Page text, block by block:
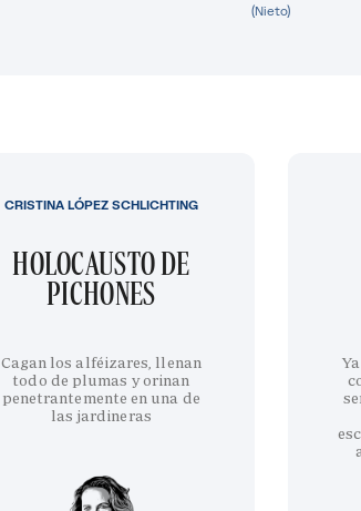
(Nieto)
HOLOCAUSTO DE
PICHONES
Cagan los alféizares, llenan
todo de plumas y orinan
penetrantemente en una de
las jardineras
CRISTINA LÓPEZ SCHLICHTING